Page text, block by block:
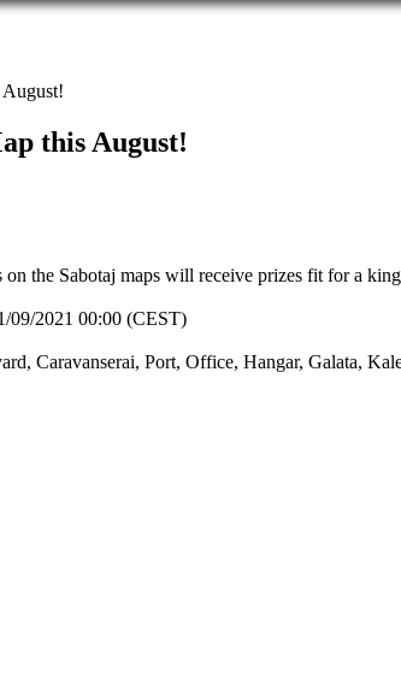
this August!
on the Sabotaj maps will receive prizes fit for a
09/2021 00:00 (CEST)
Caravanserai, Port, Office, Hangar, Galata,